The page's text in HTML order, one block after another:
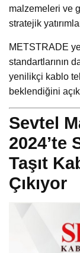
malzemeleri ve
stratejik
METSTRADE
standartlarının
yenilikçi kablo
beklendiğini
Sevtel
2024’te
Taşıt
Çıkıyor